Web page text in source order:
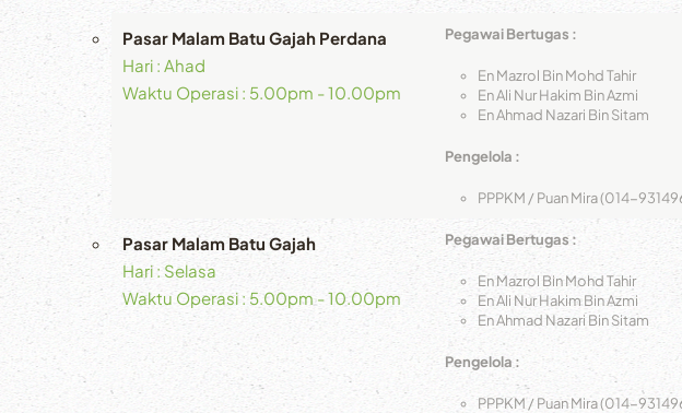
Pasar Malam Batu Gajah Perdana
Hari : Ahad
Waktu Operasi : 5.00pm - 10.00pm
Pegawai Bertugas :
En Mazrol Bin Mohd Tahir
En Ali Nur Hakim Bin Azmi
En Ahmad Nazari Bin Sitam
Pengelola :
PPPKM / Puan Mira (014-
Pasar Malam Batu Gajah
Hari : Selasa
Waktu Operasi : 5.00pm - 10.00pm
Pegawai Bertugas :
En Mazrol Bin Mohd Tahir
En Ali Nur Hakim Bin Azmi
En Ahmad Nazari Bin Sitam
Pengelola :
PPPKM / Puan Mira (014-